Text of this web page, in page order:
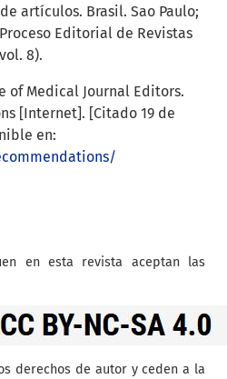
artículos. Brasil. Sao Paulo;
Editorial de Revistas
8).
Medical Journal Editors.
[Internet]. [Citado 19 de
en:
en esta revista aceptan las
derechos de autor y ceden a la